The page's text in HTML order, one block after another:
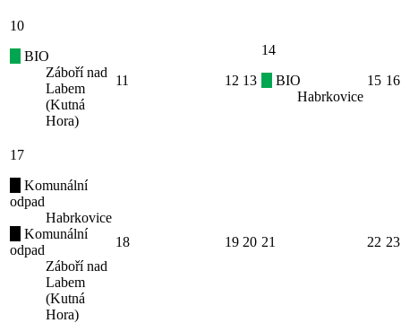
10
BIO
Záboří nad
Labem
(Kutná
Hora)
11 12 13
14
BIO
Habrkovice
15 16
17
Komunální
odpad
Habrkovice
Komunální
odpad
Záboří nad
Labem
(Kutná
Hora)
18 19 20 21 22 23